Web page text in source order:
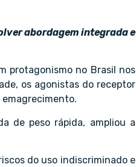
abordagem integrada e
protagonismo no Brasil nos
os agonistas do receptor
emagrecimento.
de peso rápida, ampliou a
do uso indiscriminado e